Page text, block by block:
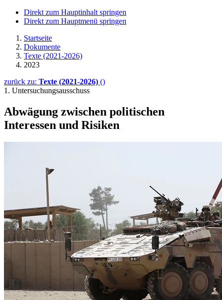
Direkt zum Hauptinhalt springen
Direkt zum Hauptmenü springen
Startseite
Dokumente
Texte (2021-2026)
2023
zurück zu: Texte (2021-2026) ()
1. Untersuchungsausschuss
Abwägung zwischen politischen
Interessen und Risiken